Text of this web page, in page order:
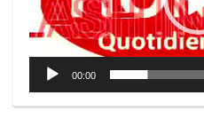
00:00